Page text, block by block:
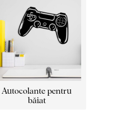
Autocolante pentru
băiat